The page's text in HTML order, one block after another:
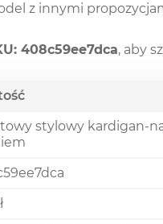
z innymi
408c59ee7dca, aby
stylowy kardigan-